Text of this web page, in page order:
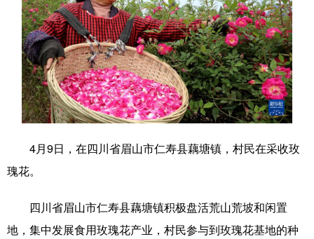
文化 书画 健康 军事
访谈 视频 图片 政务
法律 中央文件 金融 汽车
食品 人居 信息化 数字经济
城市 旅游 能源 会展
公益 一带一路 亚太网 上市公司
4月9日，在四川省眉山市仁寿县藕塘镇，村民在采收玫
瑰花。
四川省眉山市仁寿县藕塘镇积极盘活荒山荒坡和闲置
地，集中发展食用玫瑰花产业，村民参与到玫瑰花基地的种